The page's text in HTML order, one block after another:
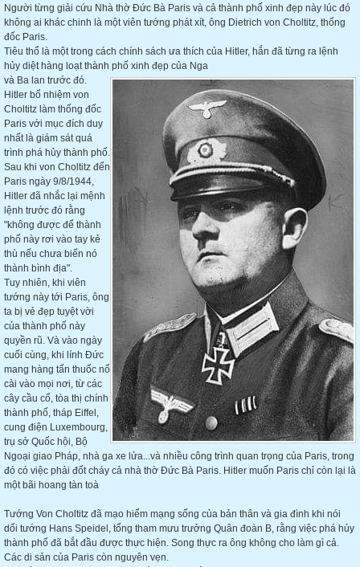
Người từng giải cứu Nhà thờ Đức Bà Paris và cả thành phố xinh đẹp này lúc đó
không ai khác chinh là một viên tướng phát xít, ông Dietrich von Choltitz, thống
đốc Paris.
Tiêu thổ là một trong cách chính sách ưa thích của Hitler, hắn đã từng ra lệnh
hủy diệt hàng loạt thành phố xinh đẹp của Nga
và Ba lan trước đó.
Hitler bổ nhiệm von
Choltitz làm thống đốc
Paris với mục đích duy
nhất là giám sát quá
trình phá hủy thành phố.
Sau khi von Choltitz đến
Paris ngày 9/8/1944,
Hitler đã nhắc lại mệnh
lệnh trước đó rằng
"không được để thành
phố này rơi vào tay kẻ
thù nếu chưa biến nó
thành bình địa".
Tuy nhiên, khi viên
tướng này tới Paris, ông
ta bị vẻ đẹp tuyệt vời
của thành phố này
quyền rũ. Và vào ngày
cuối cùng, khi lính Đức
mang hàng tấn thuốc nổ
cài vào mọi nơi, từ các
cây cầu cổ, tòa thị chính
thành phố, tháp Eiffel,
cung điện Luxembourg,
trụ sở Quốc hội, Bộ
Ngoại giao Pháp, nhà ga xe lửa...và nhiều công trình quan trọng của Paris, trong
đó có việc phải đốt cháy cả nhà thờ Đức Bà Paris. Hitler muốn Paris chỉ còn lại là
một bãi hoang tàn toà
Tướng Von Choltitz đã mạo hiểm mạng sống của bản thân và gia đình khi nói
dối tướng Hans Speidel, tổng tham mưu trưởng Quân đoàn B, rằng việc phá hủy
thành phố đã bắt đầu được thực hiện. Song thực ra ông không cho làm gì cả.
Các di sản của Paris còn nguyên vẹn.